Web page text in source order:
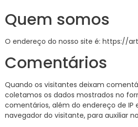
Quem somos
O endereço do nosso site é: https://
Comentários
Quando os visitantes deixam
coletamos os dados mostrados no
comentários, além do endereço de IP
navegador do visitante, para auxiliar